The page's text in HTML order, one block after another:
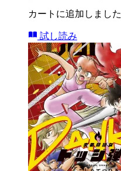
カートに追加しました
試し読み